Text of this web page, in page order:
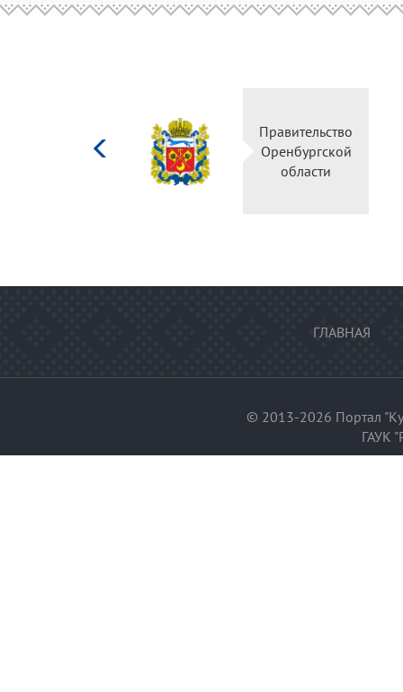
Правительство
Оренбургской
области
ГЛАВНАЯ
© 2013-2026 Портал
ГАУК